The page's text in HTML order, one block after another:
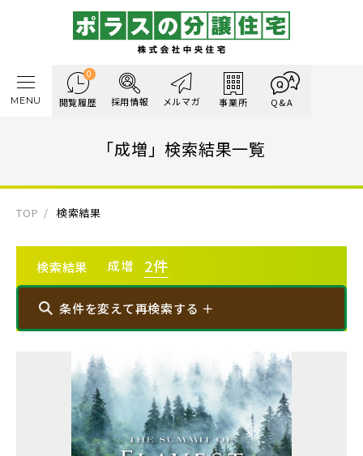
0
閲覧履歴 採用情報 メルマガ 事業所 Q&A
MENU
「成増」検索結果一覧
TOP 検索結果
検索結果 成増 2件
条件を変えて再検索する ＋
エリアから探す
埼玉・中央エリア(50)